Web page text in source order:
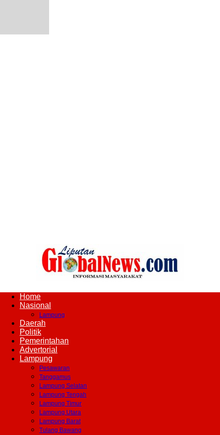
Home
Nasional
Lampung
Daerah
Politik
Pemerintahan
Advertorial
Lampung
Pesawaran
Tanggamus
Lampung Selatan
Lampung Tengah
Lampung Timur
Lampung Utara
Lampung Barat
Tulang Bawang